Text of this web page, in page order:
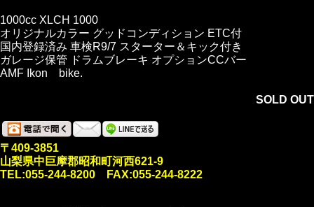
1000cc XLCH 1000
オリジナルカラー グッドコンディション ETC付
国内登録済み 車検R9/7 スターター＆キック付き
ガレージ保管 ドラムブレーキ オプションCCバー
AMF Ikon bike.
SOLD OUT
〒409-3851
山梨県中巨摩郡昭和町河西621-9
TEL:055-244-8200 FAX:055-244-8222